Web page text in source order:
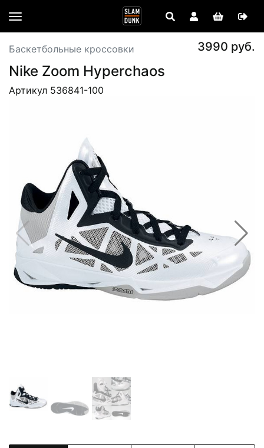
Баскетбольные кроссовки 3990 руб.
Nike Zoom Hyperchaos
Артикул 536841-100